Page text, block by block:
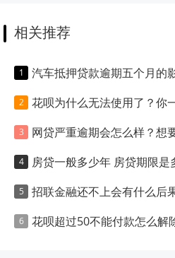
相关推荐
汽车抵押贷款逾期五个月的
花呗为什么无法使用了？你
网贷严重逾期会怎么样？想
房贷一般多少年 房贷期限是
招联金融还不上会有什么后
花呗超过50不能付款怎么解